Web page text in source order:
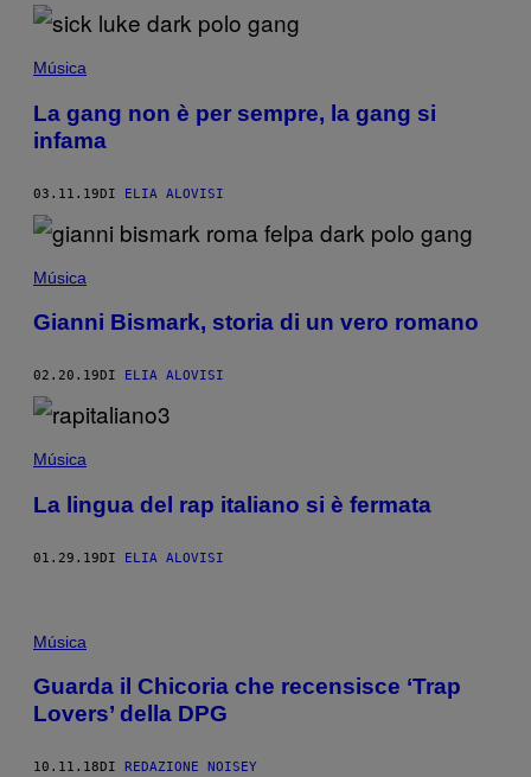
Música
La gang non è per sempre, la gang si
infama
03.11.19DI ELIA ALOVISI
Música
Gianni Bismark, storia di un vero romano
02.20.19 DI ELIA ALOVISI
Música
La lingua del rap italiano si è fermata
01.29.19DI ELIA ALOVISI
Música
Guarda il Chicoria che recensisce ‘Trap
Lovers’ della DPG
10.11.18 DI REDAZIONE NOISEY